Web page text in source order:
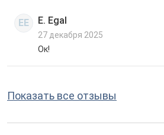
EE E. Egal
27 декабря 2025
Ок!
Показать все отзывы